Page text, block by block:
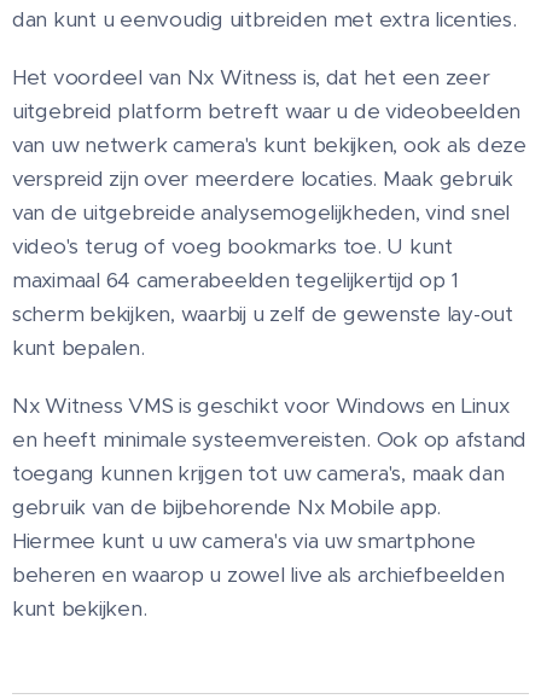
dan kunt u eenvoudig uitbreiden met extra licenties.
Het voordeel van Nx Witness is, dat het een zeer
uitgebreid platform betreft waar u de videobeelden
van uw netwerk camera's kunt bekijken, ook als deze
verspreid zijn over meerdere locaties. Maak gebruik
van de uitgebreide analysemogelijkheden, vind snel
video's terug of voeg bookmarks toe. U kunt
maximaal 64 camerabeelden tegelijkertijd op 1
scherm bekijken, waarbij u zelf de gewenste lay-out
kunt bepalen.
Nx Witness VMS is geschikt voor Windows en Linux
en heeft minimale systeemvereisten. Ook op afstand
toegang kunnen krijgen tot uw camera's, maak dan
gebruik van de bijbehorende Nx Mobile app.
Hiermee kunt u uw camera's via uw smartphone
beheren en waarop u zowel live als archiefbeelden
kunt bekijken.